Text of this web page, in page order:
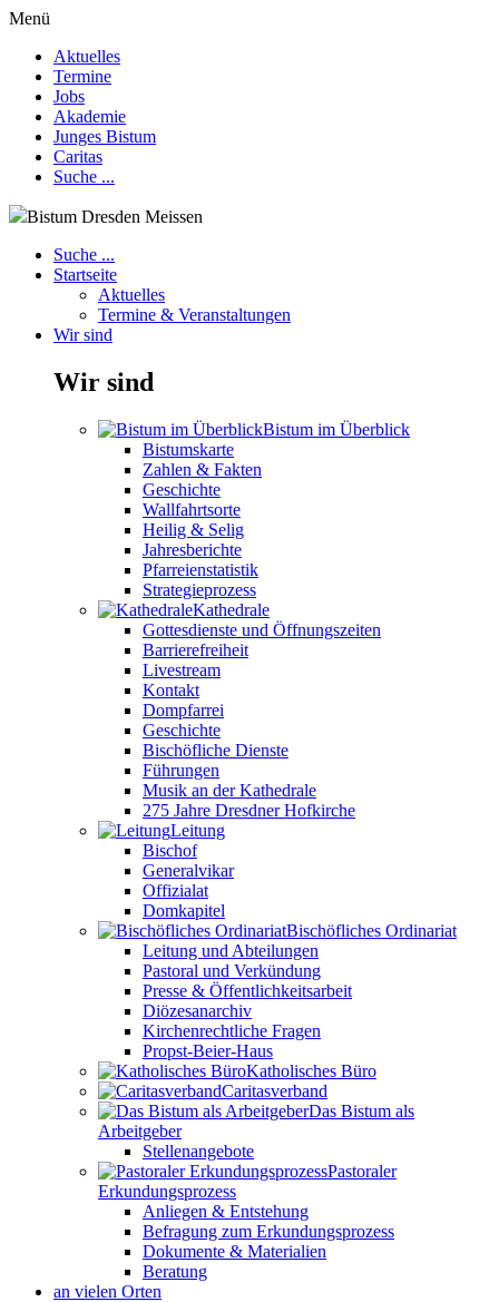
Menü
Aktuelles
Termine
Jobs
Akademie
Junges Bistum
Caritas
Suche ...
Bistum Dresden Meissen
Suche ...
Startseite
Aktuelles
Termine & Veranstaltungen
Wir sind
Wir sind
Bistum im Überblick
Bistumskarte
Zahlen & Fakten
Geschichte
Wallfahrtsorte
Heilig & Selig
Jahresberichte
Pfarreienstatistik
Strategieprozess
Kathedrale
Gottesdienste und Öffnungszeiten
Barrierefreiheit
Livestream
Kontakt
Dompfarrei
Geschichte
Bischöfliche Dienste
Führungen
Musik an der Kathedrale
275 Jahre Dresdner Hofkirche
Leitung
Bischof
Generalvikar
Offizialat
Domkapitel
Bischöfliches Ordinariat
Leitung und Abteilungen
Pastoral und Verkündung
Presse & Öffentlichkeitsarbeit
Diözesanarchiv
Kirchenrechtliche Fragen
Propst-Beier-Haus
Katholisches Büro
Caritasverband
Das Bistum als
Arbeitgeber
Stellenangebote
Pastoraler
Erkundungsprozess
Anliegen & Entstehung
Befragung zum Erkundungsprozess
Dokumente & Materialien
Beratung
an vielen Orten